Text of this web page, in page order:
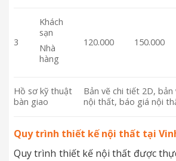
3
Khách
sạn
Nhà
hàng
120.000 150.000
Hồ sơ kỹ thuật
bàn giao
Bản vẽ chi tiết 2D, bản
nội thất, báo giá nội
Quy trình thiết kế nội thất tại
Quy trình thiết kế nội thất được